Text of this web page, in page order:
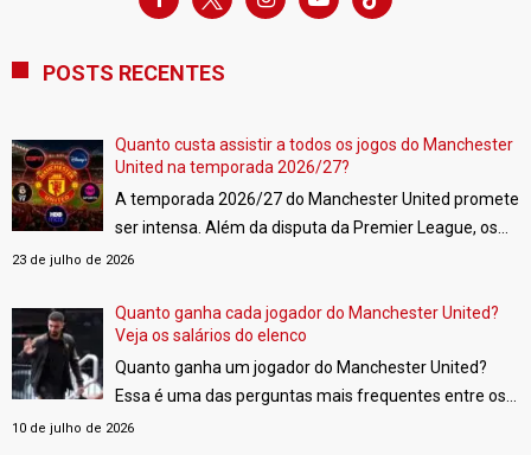
play
POSTS RECENTES
Quanto custa assistir a todos os jogos do Manchester
United na temporada 2026/27?
A temporada 2026/27 do Manchester United promete
ser intensa. Além da disputa da Premier League, os
Red Devils estarão de volta à UEFA Champions
Liga Inglesa.[…]
23 de julho de 2026
Quanto ganha cada jogador do Manchester United?
Veja os salários do elenco
Quanto ganha um jogador do Manchester United?
Essa é uma das perguntas mais frequentes entre os
torcedores. Embora o clube não divulgue oficialmente
10 de julho de 2026